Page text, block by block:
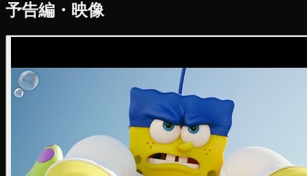
予告編・映像